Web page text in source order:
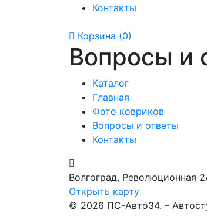
Контакты
Корзина (0)
Вопросы и
Каталог
Главная
Фото ковриков
Вопросы и ответы
Контакты
Волгоград, Революционная
Открыть карту
© 2026 ПС-Авто34. –